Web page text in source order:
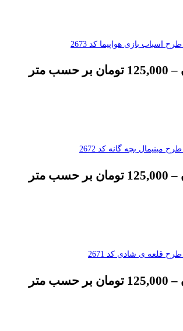
اسباب بازی هواپیما کد 2673
–
125,000 تومان بر حسب متر
مینیمال بچه گانه کد 2672
–
125,000 تومان بر حسب متر
قلعه ی شادی کد 2671
–
125,000 تومان بر حسب متر